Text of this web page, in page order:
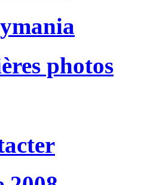
photos